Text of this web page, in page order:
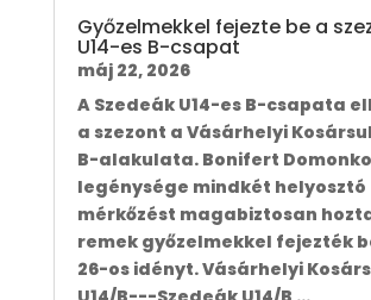
Győzelmekkel fejezte be a
U14-es B-csapat
máj 22, 2026
A Szedeák U14-es B-csapata
a szezont a Vásárhelyi
B-alakulata. Bonifert
legénysége mindkét helyosztó
mérkőzést magabiztosan
remek győzelmekkel fejezték
26-os idényt. Vásárhelyi